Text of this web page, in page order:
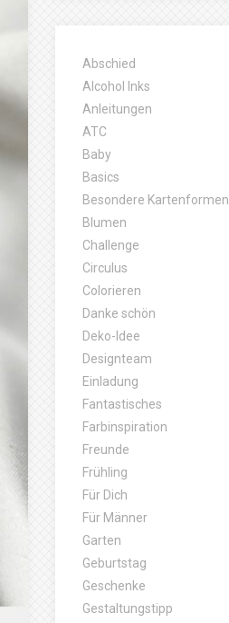
Abschied
Alcohol Inks
Anleitungen
ATC
Baby
Basics
Besondere Kartenformen
Blumen
Challenge
Circulus
Colorieren
Danke schön
Deko-Idee
Designteam
Einladung
Fantastisches
Farbinspiration
Freunde
Frühling
Für Dich
Für Männer
Garten
Geburtstag
Geschenke
Gestaltungstipp